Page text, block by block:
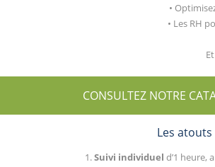
•
• Les RH
CONSULTEZ NOTRE
Les
1.Suivi individuel d’1 heure,